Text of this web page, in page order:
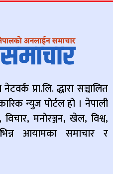
प्रा.लि. द्धारा सञ्चालित
न्युज पोर्टल हो । नेपाली
मनोरञ्जन, खेल, विश्व,
आयामका समाचार र